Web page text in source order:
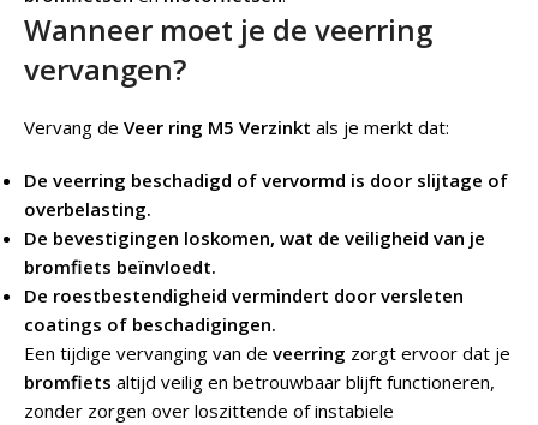
Wanneer moet je de veerring
vervangen?
Vervang de Veer ring M5 Verzinkt als je merkt dat:
De veerring beschadigd of vervormd is door slijtage of
overbelasting.
De bevestigingen loskomen, wat de veiligheid van je
bromfiets beïnvloedt.
De roestbestendigheid vermindert door versleten
coatings of beschadigingen.
Een tijdige vervanging van de veerring zorgt ervoor dat je
bromfiets altijd veilig en betrouwbaar blijft functioneren,
zonder zorgen over loszittende of instabiele